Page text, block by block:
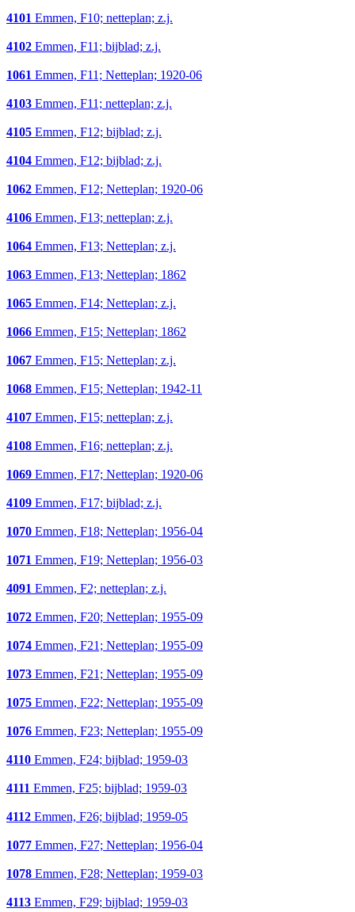
4101 Emmen, F10; netteplan; z.j.
4102 Emmen, F11; bijblad; z.j.
1061 Emmen, F11; Netteplan; 1920-06
4103 Emmen, F11; netteplan; z.j.
4105 Emmen, F12; bijblad; z.j.
4104 Emmen, F12; bijblad; z.j.
1062 Emmen, F12; Netteplan; 1920-06
4106 Emmen, F13; netteplan; z.j.
1064 Emmen, F13; Netteplan; z.j.
1063 Emmen, F13; Netteplan; 1862
1065 Emmen, F14; Netteplan; z.j.
1066 Emmen, F15; Netteplan; 1862
1067 Emmen, F15; Netteplan; z.j.
1068 Emmen, F15; Netteplan; 1942-11
4107 Emmen, F15; netteplan; z.j.
4108 Emmen, F16; netteplan; z.j.
1069 Emmen, F17; Netteplan; 1920-06
4109 Emmen, F17; bijblad; z.j.
1070 Emmen, F18; Netteplan; 1956-04
1071 Emmen, F19; Netteplan; 1956-03
4091 Emmen, F2; netteplan; z.j.
1072 Emmen, F20; Netteplan; 1955-09
1074 Emmen, F21; Netteplan; 1955-09
1073 Emmen, F21; Netteplan; 1955-09
1075 Emmen, F22; Netteplan; 1955-09
1076 Emmen, F23; Netteplan; 1955-09
4110 Emmen, F24; bijblad; 1959-03
4111 Emmen, F25; bijblad; 1959-03
4112 Emmen, F26; bijblad; 1959-05
1077 Emmen, F27; Netteplan; 1956-04
1078 Emmen, F28; Netteplan; 1959-03
4113 Emmen, F29; bijblad; 1959-03